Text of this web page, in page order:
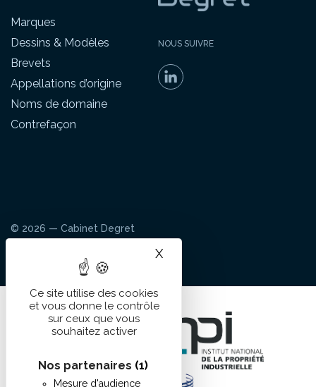
Ce site utilise des cookies
et vous donne le contrôle
sur ceux que vous
souhaitez activer
Nos partenaires (1)
Mesure d'audience
X
Marques
Dessins & Modèles
Brevets
Appellations d’origine
Noms de domaine
Contrefaçon
NOUS SUIVRE
© 2026 — Cabinet Degret